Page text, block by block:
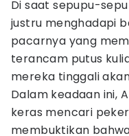
Di saat sepupu-
justru menghadapi
pacarnya yang
terancam putus
mereka tinggali
Dalam keadaan ini,
keras mencari
membuktikan